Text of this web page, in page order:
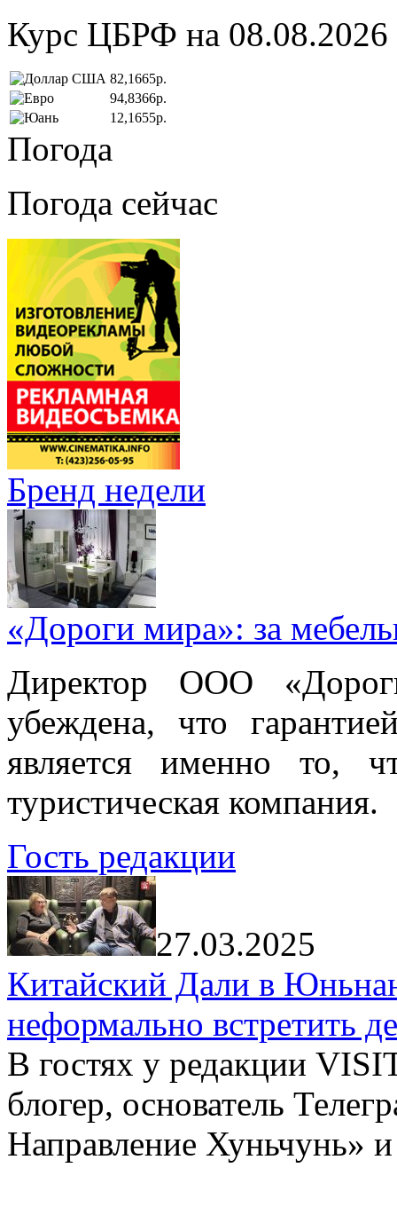
Курс ЦБРФ на 08.08.2026
82,1665р.
94,8366р.
12,1655р.
Погода
Погода сейчас
Бренд недели
«Дороги мира»: за
Директор ООО
убеждена, что
является именно то,
туристическая компания.
Гость редакции
27.03.2025
Китайский Дали в
неформально встретить
В гостях у редакции
блогер, основатель
Направление Хуньчунь»